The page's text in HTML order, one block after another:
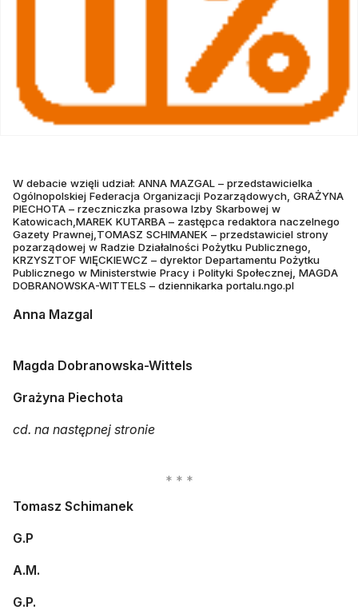
W debacie wzięli udział: ANNA MAZGAL – przedstawicielka
Ogólnopolskiej Federacja Organizacji Pozarządowych, GRAŻYNA
PIECHOTA – rzeczniczka prasowa Izby Skarbowej w
Katowicach,MAREK KUTARBA – zastępca redaktora naczelnego
Gazety Prawnej,TOMASZ SCHIMANEK – przedstawiciel strony
pozarządowej w Radzie Działalności Pożytku Publicznego,
KRZYSZTOF WIĘCKIEWCZ – dyrektor Departamentu Pożytku
Publicznego w Ministerstwie Pracy i Polityki Społecznej, MAGDA
DOBRANOWSKA-WITTELS – dziennikarka portalu.ngo.pl
Anna Mazgal
Magda Dobranowska-Wittels
Grażyna Piechota
cd. na następnej stronie
Tomasz Schimanek
G.P
A.M.
G.P.